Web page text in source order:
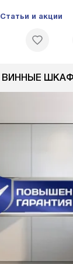
Статьи и акции
ВИННЫЕ